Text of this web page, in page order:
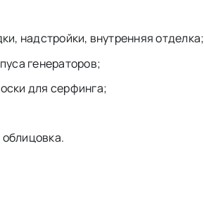
надстройки, внутренняя отделка;
генераторов;
для серфинга;